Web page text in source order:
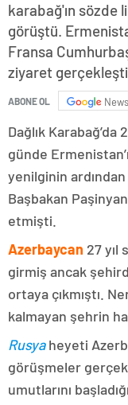
karabağ'ın sözde
görüştü.
Fransa
ziyaret
ABONE OL News
Dağlık
günde
yenilginin
Başbakan
etmişti.
Azerbaycan 27 yıl
girmiş ancak
ortaya çıkmıştı.
kalmayan şehrin
Rusyaheyeti
görüşmeler
umutlarını